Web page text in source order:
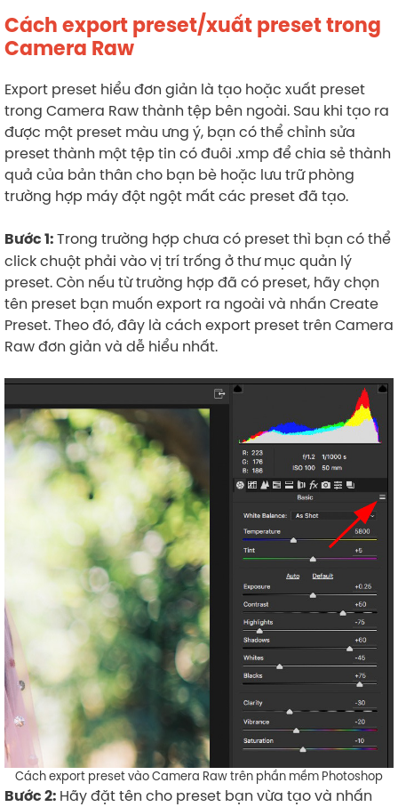
Cách export preset/xuất preset trong
Camera Raw
Export preset hiểu đơn giản là tạo hoặc xuất preset
trong Camera Raw thành tệp bên ngoài. Sau khi tạo ra
được một preset màu ưng ý, bạn có thể chỉnh sửa
preset thành một tệp tin có đuôi .xmp để chia sẻ thành
quả của bản thân cho bạn bè hoặc lưu trữ phòng
trường hợp máy đột ngột mất các preset đã tạo.
Bước 1:Trong trường hợp chưa có preset thì bạn có thể
click chuột phải vào vị trí trống ở thư mục quản lý
preset. Còn nếu từ trường hợp đã có preset, hãy chọn
tên preset bạn muốn export ra ngoài và nhấn Create
Preset. Theo đó, đây là cách export preset trên Camera
Raw đơn giản và dễ hiểu nhất.
Cách export preset vào Camera Raw trên phần mềm Photoshop
Bước 2: Hãy đặt tên cho preset bạn vừa tạo và nhấn